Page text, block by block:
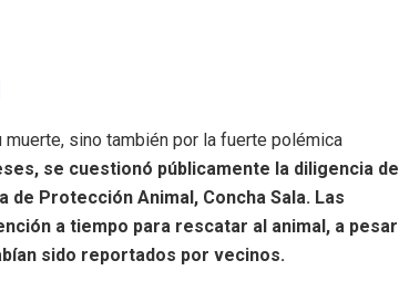
sino también por la fuerte polémica
se cuestionó públicamente la diligencia de
Protección Animal, Concha Sala. Las
a tiempo para rescatar al animal, a pesar
sido reportados por vecinos.